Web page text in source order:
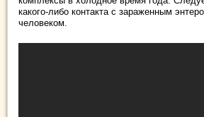
какого-либо контакта с зараженным
человеком.